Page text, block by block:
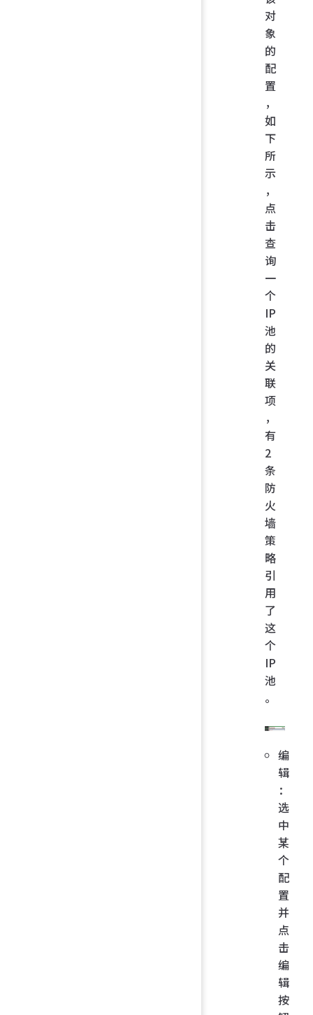
对
象
的
配
置
，
如
下
所
示
，
点
击
查
询
一
个
IP
池
的
关
联
项
，
有
2
条
防
火
墙
策
略
引
用
了
这
个
IP
池
。
编
辑
：
选
中
某
个
配
置
并
点
击
编
辑
按